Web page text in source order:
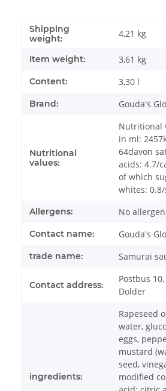
Shipping
weight:
4,21 kg
Item weight: 3,61 kg
Content: 3,30 l
Brand: Gouda's
Nutritional
values:
Nutritional
in ml:
64davon
acids: 4.7/
of which
whites: 0.8/
Allergens: No
Contact name: Gouda's
trade name: Samurai
Contact address:
Postbus
Dolder
ingredients:
Rapeseed
water,
eggs,
mustard
seed,
modified